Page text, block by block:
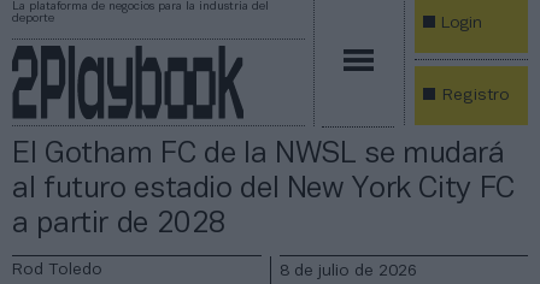
La plataforma de negocios para la industria del
deporte
Login
Registro
El Gotham FC de la NWSL se mudará
al futuro estadio del New York City FC
a partir de 2028
Rod Toledo 8 de julio de 2026